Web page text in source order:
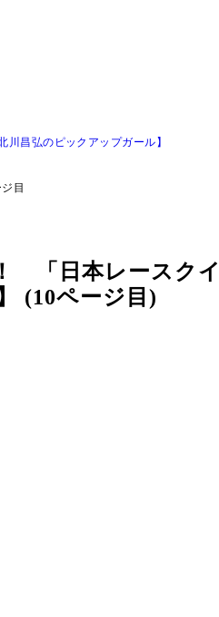
昌弘のピックアップガール】
目
「日本レースク
(10ページ目)